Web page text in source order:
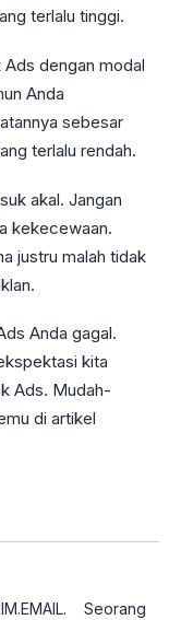
terlalu tinggi.
dengan modal
Anda
sebesar
terlalu rendah.
akal. Jangan
kekecewaan.
justru malah tidak
Anda gagal.
kita
Ads. Mudah-
di artikel
Seorang